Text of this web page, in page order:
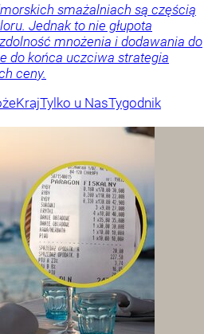
smażalniach są częścią
Jednak to nie głupota
mnożenia i dodawania do
do końca uczciwa strategia
ceny.
KrajTylko u NasTygodnik